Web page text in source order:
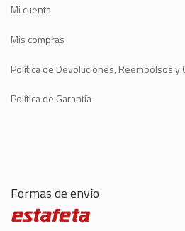
Mi cuenta
Mis compras
Política de Devoluciones, Reembolsos y
Política de Garantía
Formas de envío